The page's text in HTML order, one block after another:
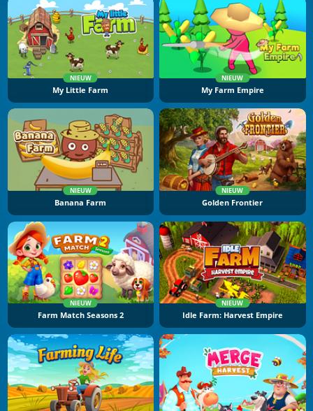
NIEUW
My Little Farm
NIEUW
My Farm Empire
NIEUW
Banana Farm
NIEUW
Golden Frontier
NIEUW
Farm Match Seasons 2
NIEUW
Idle Farm: Harvest Empire